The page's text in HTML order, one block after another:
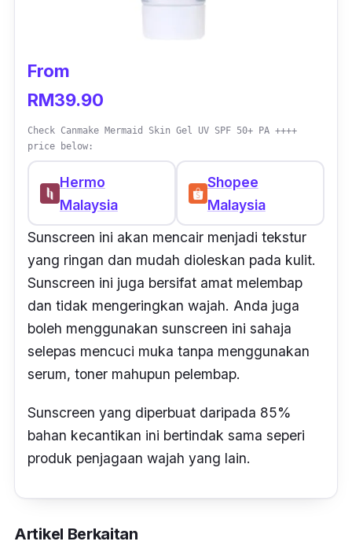
From
RM39.90
Check Canmake Mermaid Skin Gel UV SPF 50+ PA ++++
price below:
Hermo
Malaysia
Shopee
Malaysia
Sunscreen ini akan mencair menjadi tekstur
yang ringan dan mudah dioleskan pada kulit.
Sunscreen ini juga bersifat amat melembap
dan tidak mengeringkan wajah. Anda juga
boleh menggunakan sunscreen ini sahaja
selepas mencuci muka tanpa menggunakan
serum, toner mahupun pelembap.
Sunscreen yang diperbuat daripada 85%
bahan kecantikan ini bertindak sama seperi
produk penjagaan wajah yang lain.
Artikel Berkaitan